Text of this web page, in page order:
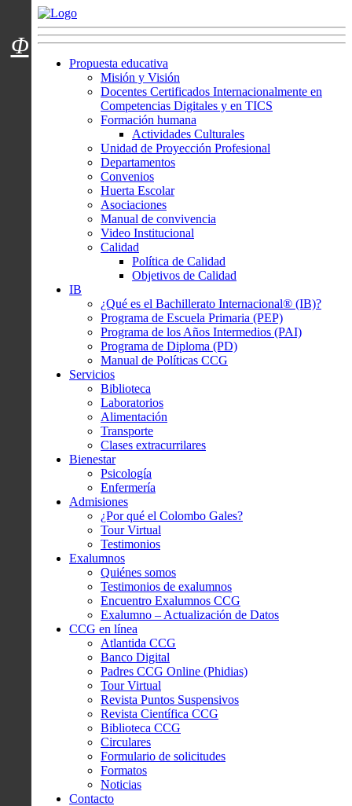
Menú usuarios
Propuesta educativa
Misión y Visión
Docentes Certificados Internacionalmente en
Competencias Digitales y en TICS
Formación humana
Actividades Culturales
Unidad de Proyección Profesional
Departamentos
Convenios
Huerta Escolar
Asociaciones
Manual de convivencia
Video Institucional
Calidad
Política de Calidad
Objetivos de Calidad
IB
¿Qué es el Bachillerato Internacional® (IB)?
Programa de Escuela Primaria (PEP)
Programa de los Años Intermedios (PAI)
Programa de Diploma (PD)
Manual de Políticas CCG
Servicios
Biblioteca
Laboratorios
Alimentación
Transporte
Clases extracurrilares
Bienestar
Psicología
Enfermería
Admisiones
¿Por qué el Colombo Gales?
Tour Virtual
Testimonios
Exalumnos
Quiénes somos
Testimonios de exalumnos
Encuentro Exalumnos CCG
Exalumno – Actualización de Datos
CCG en línea
Atlantida CCG
Banco Digital
Padres CCG Online (Phidias)
Tour Virtual
Revista Puntos Suspensivos
Revista Científica CCG
Biblioteca CCG
Circulares
Formulario de solicitudes
Formatos
Noticias
Contacto
Φ